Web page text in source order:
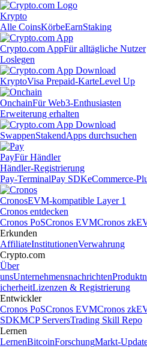
Krypto
Alle CoinsKörbeEarnStaking
Crypto.com AppFür alltägliche Nutzer
Loslegen
KryptoVisa Prepaid-KarteLevel Up
OnchainFür Web3-Enthusiasten
Erweiterung erhalten
SwappenStakendApps durchsuchen
PayFür Händler
Händler-Registrierung
Pay-TerminalPay SDKeCommerce-
CronosEVM-kompatible Layer 1
Cronos entdecken
Cronos PoSCronos EVMCronos
Erkunden
AffiliateInstitutionenVerwahrung
Crypto.com
Über
unsUnternehmensnachrichten
icherheitLizenzen & Registrierung
Entwickler
Cronos PoSCronos EVMCronos
SDKMCP ServersTrading Skill Repo
Lernen
LernenBitcoinForschungMarkt-